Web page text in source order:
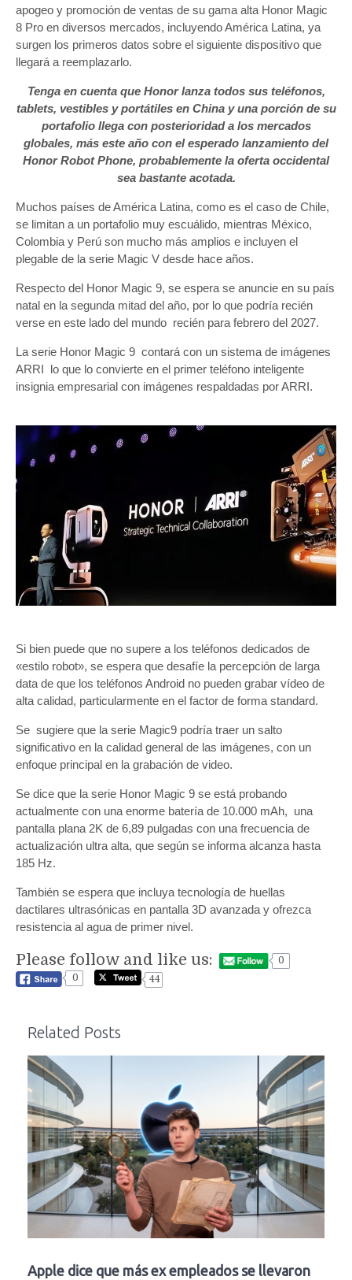
apogeo y promoción de ventas de su gama alta Honor Magic
8 Pro en diversos mercados, incluyendo América Latina, ya
surgen los primeros datos sobre el siguiente dispositivo que
llegará a reemplazarlo.
Tenga en cuenta que Honor lanza todos sus teléfonos,
tablets, vestibles y portátiles en China y una porción de su
portafolio llega con posterioridad a los mercados
globales, más este año con el esperado lanzamiento del
Honor Robot Phone, probablemente la oferta occidental
sea bastante acotada.
Muchos países de América Latina, como es el caso de Chile,
se limitan a un portafolio muy escuálido, mientras México,
Colombia y Perú son mucho más amplios e incluyen el
plegable de la serie Magic V desde hace años.
Respecto del Honor Magic 9, se espera se anuncie en su país
natal en la segunda mitad del año, por lo que podría recién
verse en este lado del mundo recién para febrero del 2027.
La serie Honor Magic 9 contará con un sistema de imágenes
ARRI lo que lo convierte en el primer teléfono inteligente
insignia empresarial con imágenes respaldadas por ARRI.
Si bien puede que no supere a los teléfonos dedicados de
«estilo robot», se espera que desafíe la percepción de larga
data de que los teléfonos Android no pueden grabar vídeo de
alta calidad, particularmente en el factor de forma standard.
Se sugiere que la serie Magic9 podría traer un salto
significativo en la calidad general de las imágenes, con un
enfoque principal en la grabación de video.
Se dice que la serie Honor Magic 9 se está probando
actualmente con una enorme batería de 10.000 mAh, una
pantalla plana 2K de 6,89 pulgadas con una frecuencia de
actualización ultra alta, que según se informa alcanza hasta
185 Hz.
También se espera que incluya tecnología de huellas
dactilares ultrasónicas en pantalla 3D avanzada y ofrezca
resistencia al agua de primer nivel.
Please follow and like us:
0
0
44
Related Posts
Apple dice que más ex empleados se llevaron